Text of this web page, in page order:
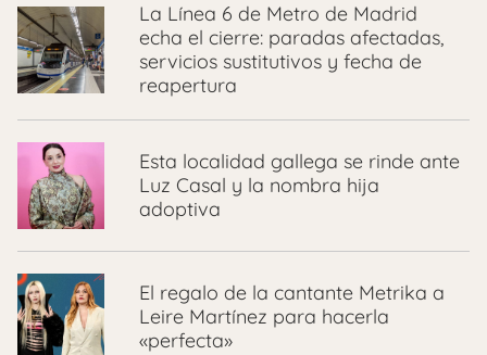
La Línea 6 de Metro de Madrid
echa el cierre: paradas afectadas,
servicios sustitutivos y fecha de
reapertura
Esta localidad gallega se rinde ante
Luz Casal y la nombra hija
adoptiva
El regalo de la cantante Metrika a
Leire Martínez para hacerla
«perfecta»